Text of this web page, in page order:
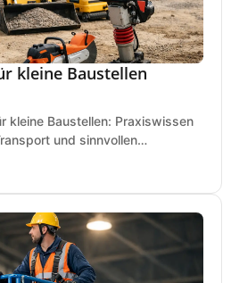
kleine Baustellen
kleine Baustellen: Praxiswissen
und sinnvollen